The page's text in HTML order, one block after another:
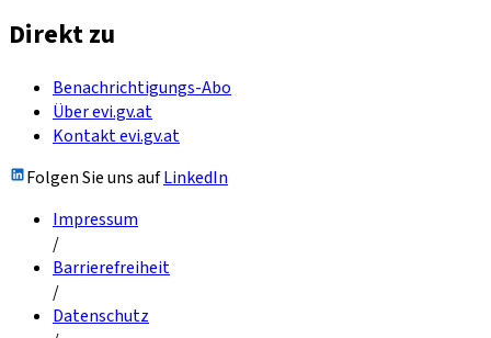
Direkt zu
Benachrichtigungs-Abo
Über evi.gv.at
Kontakt evi.gv.at
Folgen Sie uns aufLinkedIn
Impressum
/
Barrierefreiheit
/
Datenschutz